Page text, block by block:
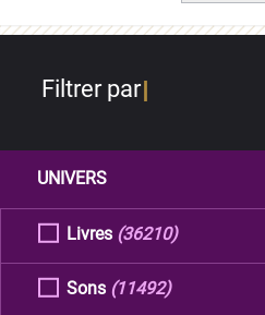
Filtrer par
UNIVERS
Livres (36210)
Sons (11492)